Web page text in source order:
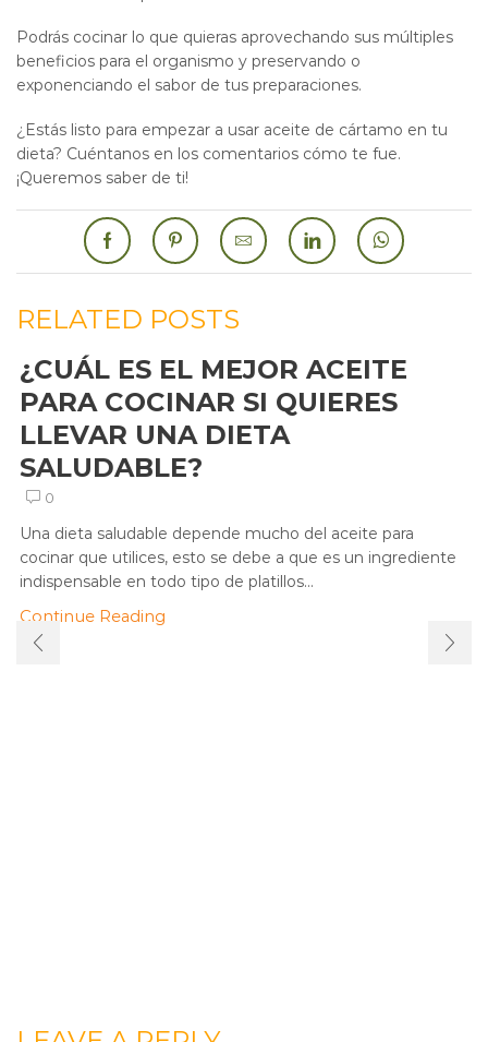
Podrás cocinar lo que quieras aprovechando sus múltiples
beneficios para el organismo y preservando o
exponenciando el sabor de tus preparaciones.
¿Estás listo para empezar a usar aceite de cártamo en tu
dieta? Cuéntanos en los comentarios cómo te fue.
¡Queremos saber de ti!
RELATED POSTS
¿CUÁL ES EL MEJOR ACEITE
PARA COCINAR SI QUIERES
LLEVAR UNA DIETA
SALUDABLE?
0
Una dieta saludable depende mucho del aceite para
cocinar que utilices, esto se debe a que es un ingrediente
indispensable en todo tipo de platillos...
Continue Reading